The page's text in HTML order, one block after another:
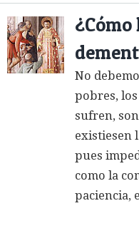
No
pobres,
sufren,
existiesen
pues
como la
paciencia,